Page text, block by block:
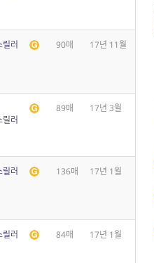
러
90매 17년 11월
러
89매 17년 3월
러 136매 17년 1월
러
84매 17년 1월